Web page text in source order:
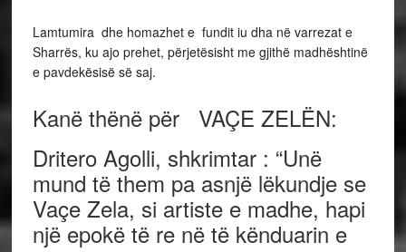
Lamtumira dhe homazhet e fundit iu dha në varrezat e
Sharrës, ku ajo prehet, përjetësisht me gjithë madhështinë
e pavdekësisë së saj.
Kanë thënë për VAÇE ZELËN:
Dritero Agolli, shkrimtar : “Unë
mund të them pa asnjë lëkundje se
Vaçe Zela, si artiste e madhe, hapi
një epokë të re në të kënduarin e